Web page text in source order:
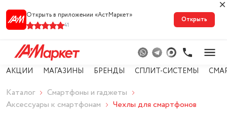
Открыть в приложении «АстМарке‪т‬»
41
Открыть
АКЦИИ МАГАЗИНЫ БРЕНДЫ СПЛИТ-СИСТЕМЫ
Каталог
Смартфоны и гаджеты
Аксессуары к смартфонам
Чехлы для смартфонов